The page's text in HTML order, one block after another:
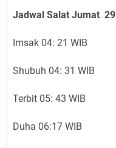
Jadwal Salat Jumat 29
Imsak 04: 21 WIB
Shubuh 04: 31 WIB
Terbit 05: 43 WIB
Duha 06:17 WIB